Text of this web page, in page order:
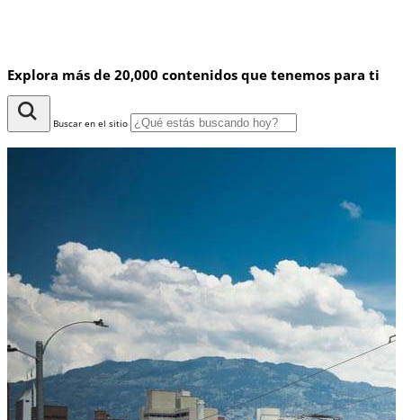
Explora más de 20,000 contenidos que tenemos para ti
Buscar en el sitio